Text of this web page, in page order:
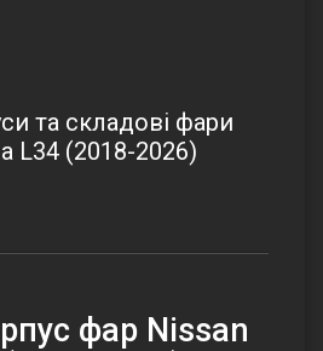
та складові фари
L34 (2018-2026)
фар Nissan